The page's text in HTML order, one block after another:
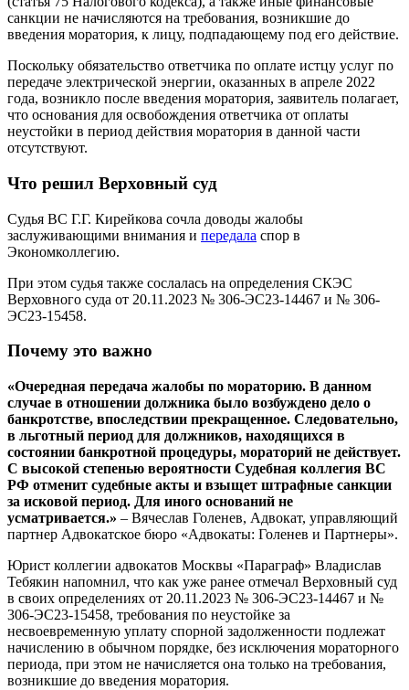
санкции не начисляются на требования, возникшие до
введения моратория, к лицу, подпадающему под его действие.
Поскольку обязательство ответчика по оплате истцу услуг по
передаче электрической энергии, оказанных в апреле 2022
года, возникло после введения моратория, заявитель полагает,
что основания для освобождения ответчика от оплаты
неустойки в период действия моратория в данной части
отсутствуют.
Что решил Верховный суд
Судья ВС Г.Г. Кирейкова сочла доводы жалобы
заслуживающими внимания и передала спор в
Экономколлегию.
При этом судья также сослалась на определения СКЭС
Верховного суда от 20.11.2023 № 306-ЭС23-14467 и № 306-
ЭС23-15458.
Почему это важно
«Очередная передача жалобы по мораторию. В данном
случае в отношении должника было возбуждено дело о
банкротстве, впоследствии прекращенное. Следовательно,
в льготный период для должников, находящихся в
состоянии банкротной процедуры, мораторий не действует.
С высокой степенью вероятности Судебная коллегия ВС
РФ отменит судебные акты и взыщет штрафные санкции
за исковой период. Для иного оснований не
усматривается.» – Вячеслав Голенев, Адвокат, управляющий
партнер Адвокатское бюро «Адвокаты: Голенев и Партнеры».
Юрист коллегии адвокатов Москвы «Параграф» Владислав
Тебякин напомнил, что как уже ранее отмечал Верховный суд
в своих определениях от 20.11.2023 № 306-ЭС23-14467 и №
306-ЭС23-15458, требования по неустойке за
несвоевременную уплату спорной задолженности подлежат
начислению в обычном порядке, без исключения мораторного
периода, при этом не начисляется она только на требования,
возникшие до введения моратория.